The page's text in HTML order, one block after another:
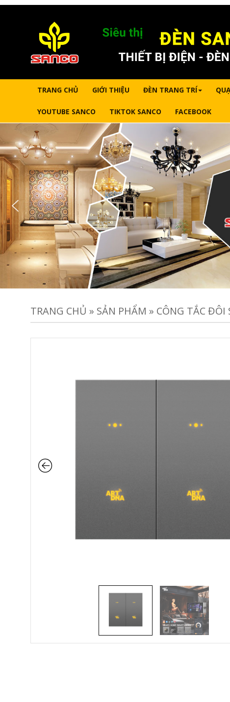
TRANG CHỦ GIỚI THIỆU ĐÈN TRANG TRÍ
YOUTUBE SANCO TIKTOK SANCO FACEBOOK
TRANG CHỦ » SẢN PHẨM » CÔNG TẮC ĐÔI